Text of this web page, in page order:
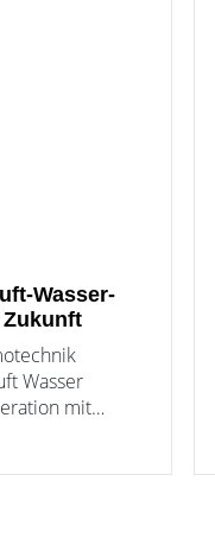
Wasser-
Zukunft
Wasser
mit